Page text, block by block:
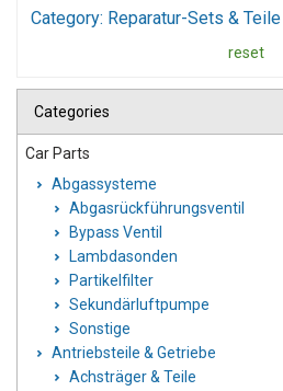
Category: Reparatur-Sets & Teile
reset
Categories
Car Parts
Abgassysteme
Abgasrückführungsventil
Bypass Ventil
Lambdasonden
Partikelfilter
Sekundärluftpumpe
Sonstige
Antriebsteile & Getriebe
Achsträger & Teile